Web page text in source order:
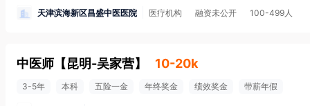
天津滨海新区昌盛中医医院 医疗机构 融资未公开 100-499人
中医师 【昆明-吴家营】 10-20k
3-5年 本科 五险一金 年终奖金 绩效奖金 带薪年假